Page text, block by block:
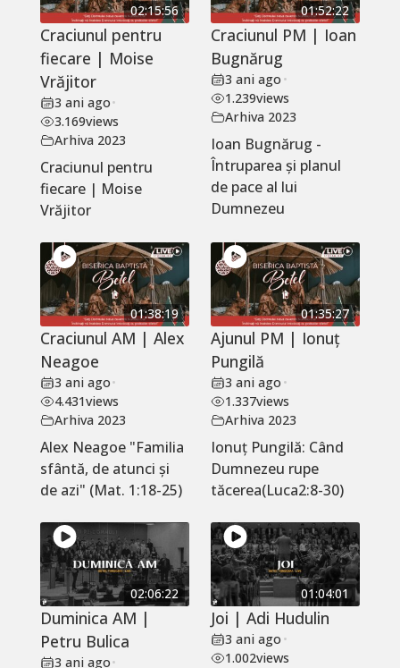
02:15:56
Craciunul pentru
fiecare | Moise
Vrăjitor
3 ani ago•
3.169views
Arhiva 2023
Craciunul pentru
fiecare | Moise
Vrăjitor
01:52:22
Craciunul PM | Ioan
Bugnărug
3 ani ago •
1.239views
Arhiva 2023
Ioan Bugnărug -
Întruparea și planul
de pace al lui
Dumnezeu
01:38:19
Craciunul AM | Alex
Neagoe
3 ani ago•
4.431views
Arhiva 2023
Alex Neagoe "Familia
sfântă, de atunci și
de azi" (Mat. 1:18-25)
01:35:27
Ajunul PM | Ionuț
Pungilă
3 ani ago •
1.337views
Arhiva 2023
Ionuț Pungilă: Când
Dumnezeu rupe
tăcerea(Luca2:8-30)
02:06:22
Duminica AM |
Petru Bulica
3 ani ago•
01:04:01
Joi | Adi Hudulin
3 ani ago •
1.002views